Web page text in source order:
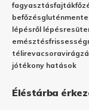
fagyasztásfajták
befőzés
lépésről lépésre
emésztésfrissesség
télirevacsora
jótékony hatások
Éléstárba